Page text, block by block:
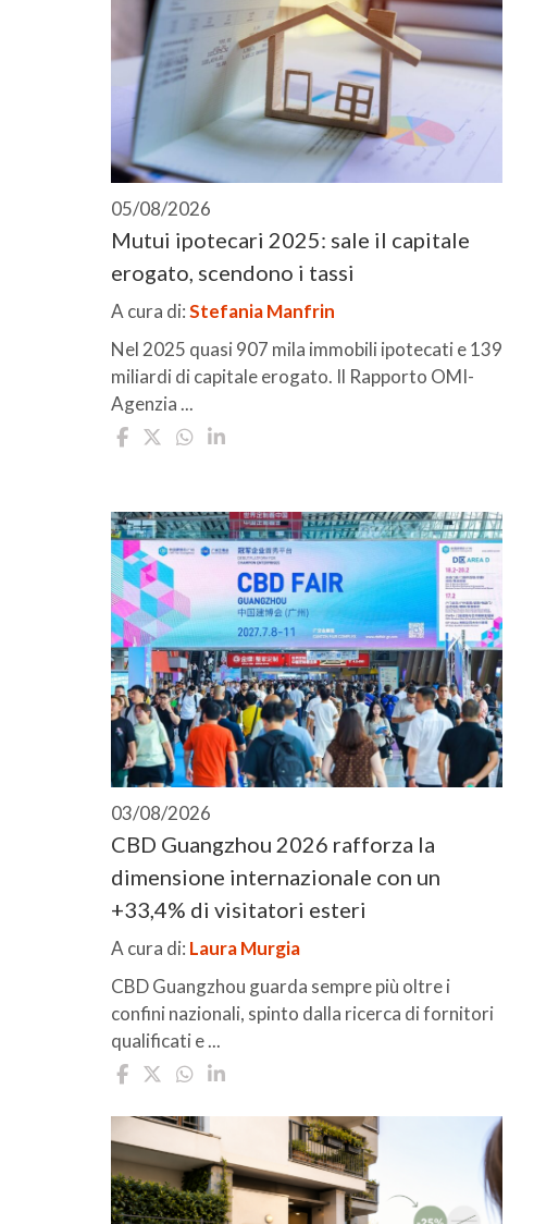
05/08/2026
Mutui ipotecari 2025: sale il capitale
erogato, scendono i tassi
A cura di:Stefania Manfrin
Nel 2025 quasi 907 mila immobili ipotecati e 139
miliardi di capitale erogato. Il Rapporto OMI-
Agenzia ...
03/08/2026
CBD Guangzhou 2026 rafforza la
dimensione internazionale con un
+33,4% di visitatori esteri
A cura di: Laura Murgia
CBD Guangzhou guarda sempre più oltre i
confini nazionali, spinto dalla ricerca di fornitori
qualificati e ...